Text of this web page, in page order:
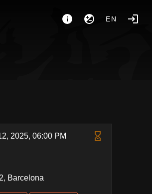
EN
2025, 06:00 PM
Barcelona